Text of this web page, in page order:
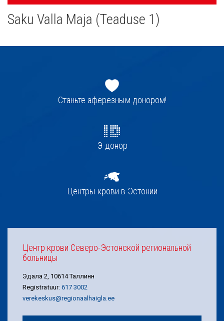
navigatsioon
Saku Valla Maja (Teaduse 1)
navigatsioonСтаньте аферезным донором!
Э-донор
Центры крови в Эстонии
Центр крови Северо-Эстонской региональной
больницы
Эдала 2, 10614 Таллинн
Registratuur: 617 3002
verekeskus@regionaalhaigla.ee